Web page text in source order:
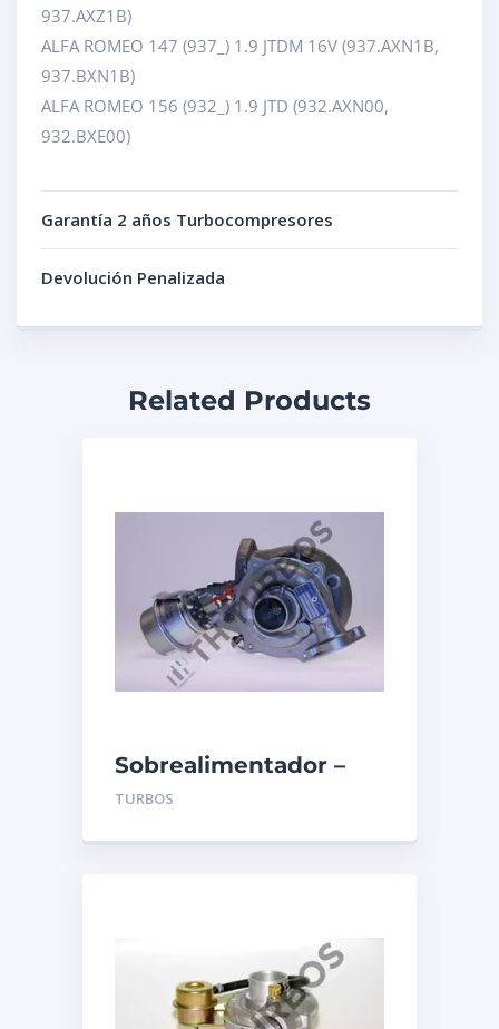
937.AXZ1B)
ALFA ROMEO 147 (937_) 1.9 JTDM 16V (937.AXN1B,
937.BXN1B)
ALFA ROMEO 156 (932_) 1.9 JTD (932.AXN00,
932.BXE00)
Garantía 2 años Turbocompresores
Devolución Penalizada
Related Products
Sobrealimentador –
TURBO’S HOET –
TURBOS